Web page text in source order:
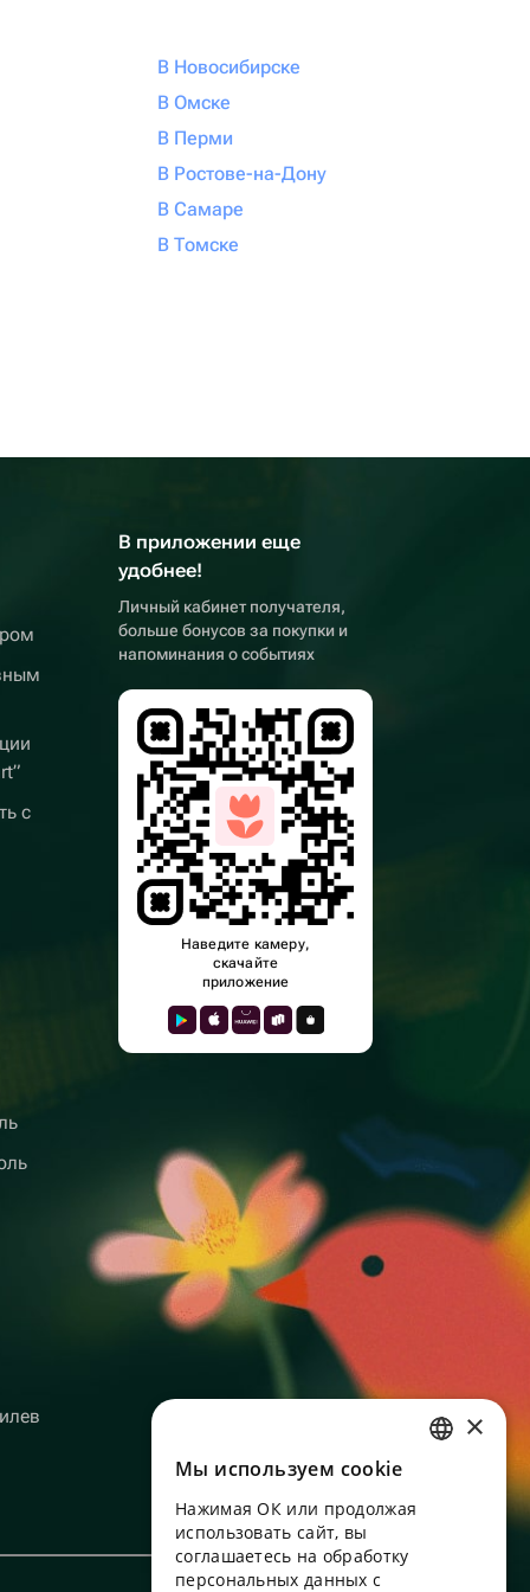
В Новосибирске
В Омске
В Перми
В Ростове-на-Дону
В Самаре
В Томске
с
В приложении еще
удобнее!
Личный кабинет получателя,
больше бонусов за покупки и
напоминания о событиях
Наведите камеру,
скачайте
приложение
ENGLISH
UKRAINIAN
×
Мы используем сookie
Нажимая ОК или продолжая
использовать сайт, вы
соглашаетесь на обработку
персональных данных с